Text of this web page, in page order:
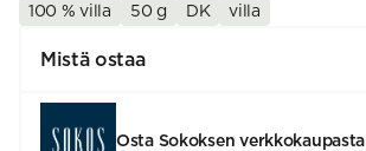
100 % villa 50 g DK villa
Mistä ostaa
Osta Sokoksen verkkokaupasta